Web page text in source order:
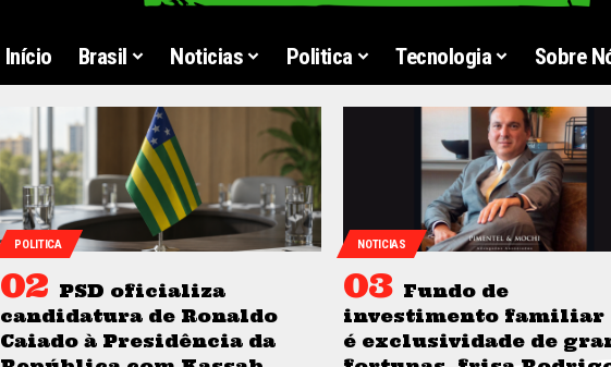
Início Brasil Noticias Politica Tecnologia Sobre
POLITICA
PSD oficializa
candidatura de Ronaldo
Caiado à Presidência da
NOTICIAS
Fundo de
investimento familiar
é exclusividade de